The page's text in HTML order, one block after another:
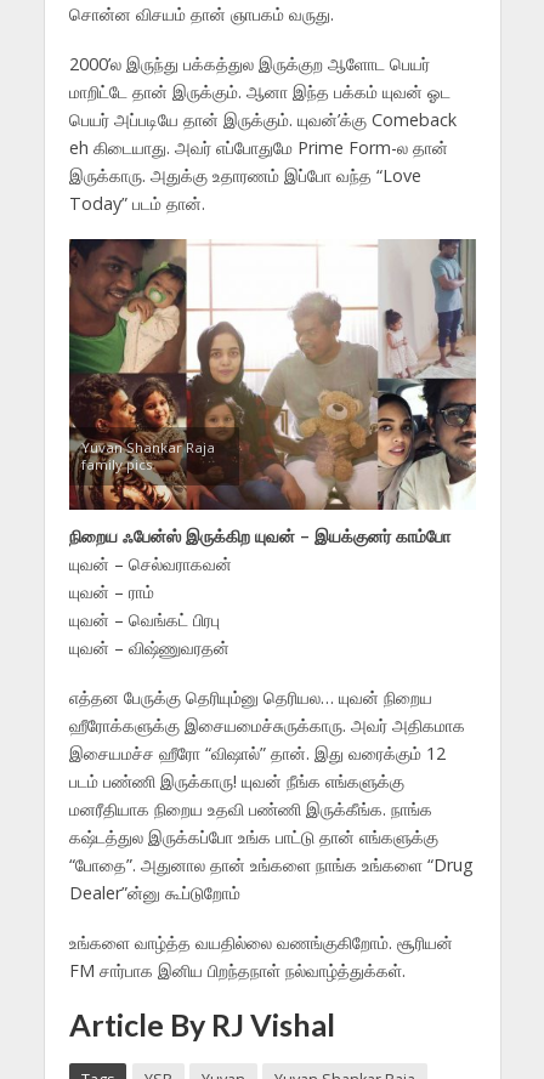
சொன்ன விசயம் தான் ஞாபகம் வருது.
2000’ல இருந்து பக்கத்துல இருக்குற ஆளோட பெயர்
மாறிட்டே தான் இருக்கும். ஆனா இந்த பக்கம் யுவன் ஓட
பெயர் அப்படியே தான் இருக்கும். யுவன்’க்கு Comeback
eh கிடையாது. அவர் எப்போதுமே Prime Form-ல தான்
இருக்காரு. அதுக்கு உதாரணம் இப்போ வந்த “Love
Today” படம் தான்.
Yuvan Shankar Raja
family pics
நிறைய ஃபேன்ஸ் இருக்கிற யுவன் – இயக்குனர் காம்போ
யுவன் – செல்வராகவன்
யுவன் – ராம்
யுவன் – வெங்கட் பிரபு
யுவன் – விஷ்ணுவரதன்
எத்தன பேருக்கு தெரியும்னு தெரியல… யுவன் நிறைய
ஹீரோக்களுக்கு இசையமைச்சுருக்காரு. அவர் அதிகமாக
இசையமச்ச ஹீரோ “விஷால்” தான். இது வரைக்கும் 12
படம் பண்ணி இருக்காரு! யுவன் நீங்க எங்களுக்கு
மனரீதியாக நிறைய உதவி பண்ணி இருக்கீங்க. நாங்க
கஷ்டத்துல இருக்கப்போ உங்க பாட்டு தான் எங்களுக்கு
“போதை”. அதுனால தான் உங்களை நாங்க உங்களை “Drug
Dealer”ன்னு கூப்டுறோம்
உங்களை வாழ்த்த வயதில்லை வணங்குகிறோம். சூரியன்
FM சார்பாக இனிய பிறந்தநாள் நல்வாழ்த்துக்கள்.
Article By RJ Vishal